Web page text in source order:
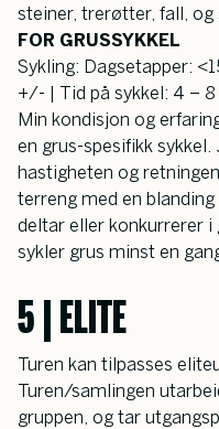
steiner, trerøtter, fall, og
FOR GRUSSYKKEL
Sykling: Dagsetapper:
+/- | Tid på sykkel: 4 –
Min kondisjon og
en grus-spesifikk
hastigheten og
terreng med en
deltar eller konkurrerer
sykler grus minst en
5 | ELITE
Turen kan tilpasses
Turen/samlingen
gruppen, og tar